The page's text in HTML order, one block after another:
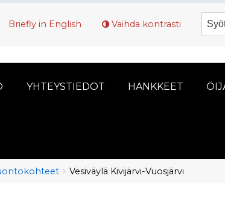
Briefly in English Vaihda kontrasti
YHTEYSTIEDOT HANKKEET
Vesiväylä Kivijärvi-Vuosjärvi